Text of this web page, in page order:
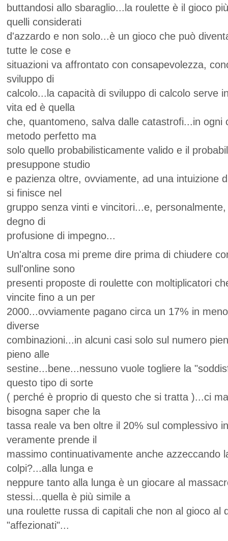
buttandosi allo sbaraglio...la roulette è il gioco
quelli considerati
d'azzardo e non solo...è un gioco che può
tutte le cose e
situazioni va affrontato con consapevolezza,
sviluppo di
calcolo...la capacità di sviluppo di calcolo serve
vita ed è quella
che, quantomeno, salva dalle catastrofi...in ogni
metodo perfetto ma
solo quello probabilisticamente valido e il
presuppone studio
e pazienza oltre, ovviamente, ad una intuizione
si finisce nel
gruppo senza vinti e vincitori...e,
degno di
profusione di impegno...
Un'altra cosa mi preme dire prima di chiudere
sull'online sono
presenti proposte di roulette con moltiplicatori
vincite fino a un per
2000...ovviamente pagano circa un 17% in
diverse
combinazioni...in alcuni casi solo sul numero
pieno alle
sestine...bene...nessuno vuole togliere la
questo tipo di sorte
( perché è proprio di questo che si tratta )...ci
bisogna saper che la
tassa reale va ben oltre il 20% sul complessivo
veramente prende il
massimo continuativamente anche azzeccando
colpi?...alla lunga e
neppure tanto alla lunga è un giocare al
stessi...quella è più simile a
una roulette russa di capitali che non al gioco al
"affezionati"...